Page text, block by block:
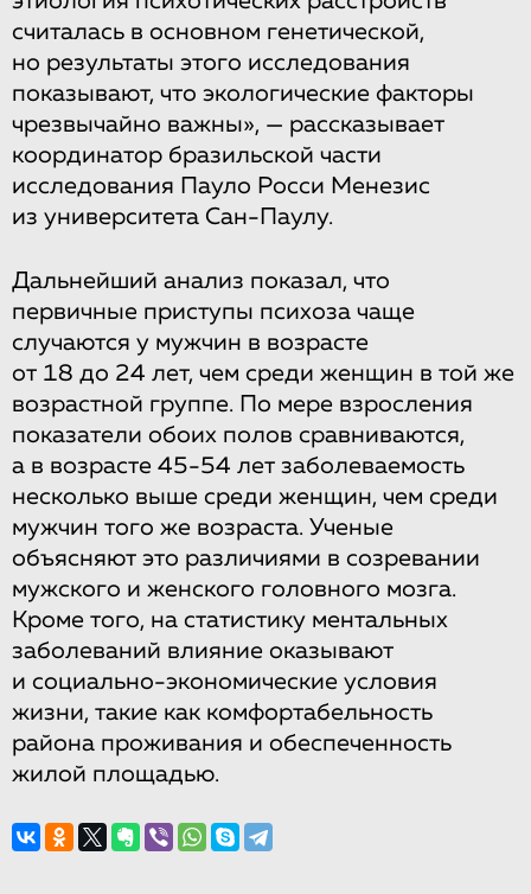
считалась в основном генетической,
но результаты этого исследования
показывают, что экологические факторы
чрезвычайно важны», — рассказывает
координатор бразильской части
исследования Пауло Росси Менезис
из университета Сан-Паулу.
Дальнейший анализ показал, что
первичные приступы психоза чаще
случаются у мужчин в возрасте
от 18 до 24 лет, чем среди женщин в той же
возрастной группе. По мере взросления
показатели обоих полов сравниваются,
а в возрасте 45-54 лет заболеваемость
несколько выше среди женщин, чем среди
мужчин того же возраста. Ученые
объясняют это различиями в созревании
мужского и женского головного мозга.
Кроме того, на статистику ментальных
заболеваний влияние оказывают
и социально-экономические условия
жизни, такие как комфортабельность
района проживания и обеспеченность
жилой площадью.